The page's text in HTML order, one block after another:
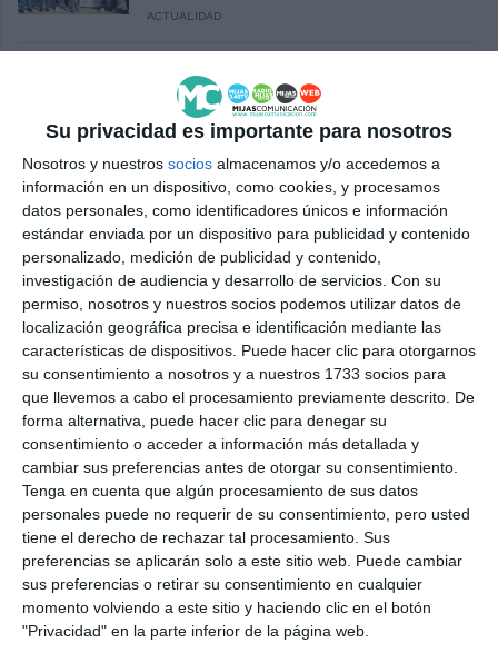
Su privacidad es importante para nosotros
Nosotros y nuestros socios almacenamos y/o accedemos a
información en un dispositivo, como cookies, y procesamos
datos personales, como identificadores únicos e información
estándar enviada por un dispositivo para publicidad y contenido
personalizado, medición de publicidad y contenido,
investigación de audiencia y desarrollo de servicios. Con su
permiso, nosotros y nuestros socios podemos utilizar datos de
localización geográfica precisa e identificación mediante las
características de dispositivos. Puede hacer clic para otorgarnos
su consentimiento a nosotros y a nuestros 1733 socios para
que llevemos a cabo el procesamiento previamente descrito. De
forma alternativa, puede hacer clic para denegar su
consentimiento o acceder a información más detallada y
cambiar sus preferencias antes de otorgar su consentimiento.
Tenga en cuenta que algún procesamiento de sus datos
personales puede no requerir de su consentimiento, pero usted
tiene el derecho de rechazar tal procesamiento. Sus
preferencias se aplicarán solo a este sitio web. Puede cambiar
sus preferencias o retirar su consentimiento en cualquier
momento volviendo a este sitio y haciendo clic en el botón
"Privacidad" en la parte inferior de la página web.
ACTUALIDAD
Más de 350 jugadores en el I
Open Internacional de Petanca
Costazul Villa de Mijas
Petanca para abrir la Semana
Cultural de la Asociación de
Jubilados Virgen de la Peña
ACTUALIDAD
The Town Hall installs five new
petanque courts in La Cala de
Mijas
ACTUALIDAD
El Ayuntamiento habilita cinco
nuevas pistas de petanca en La
Cala de Mijas
ACTUALIDAD
La mejor petanca andaluza se
dio cita este fin de semana en